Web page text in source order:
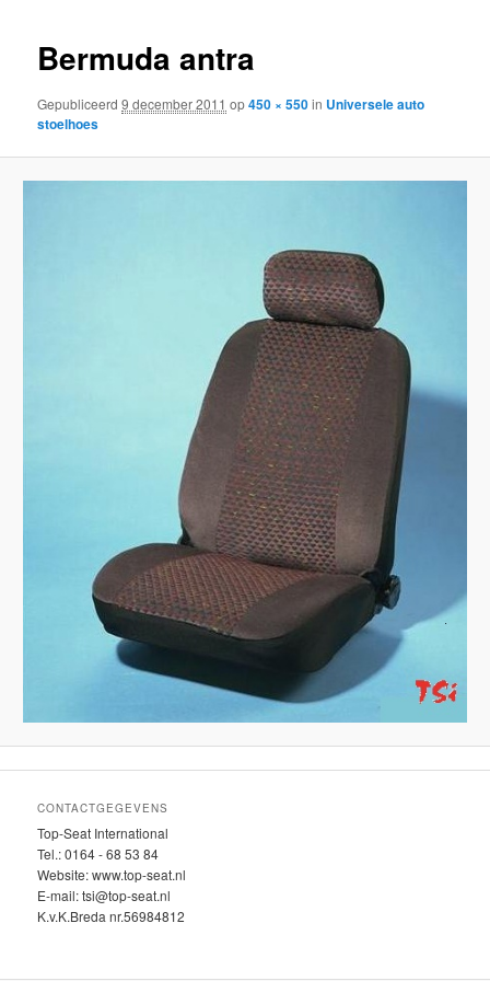
Bermuda antra
Gepubliceerd9 december 2011 op450 × 550in Universele auto
stoelhoes
CONTACTGEGEVENS
Top-Seat International
Tel.: 0164 - 68 53 84
Website: www.top-seat.nl
E-mail: tsi@top-seat.nl
K.v.K.Breda nr.56984812